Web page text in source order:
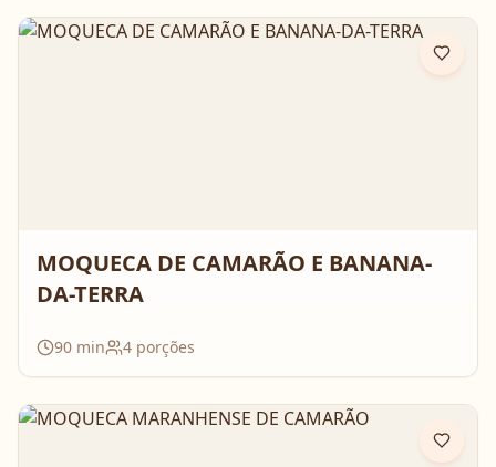
MOQUECA DE CAMARÃO E BANANA-
DA-TERRA
90 min 4 porções